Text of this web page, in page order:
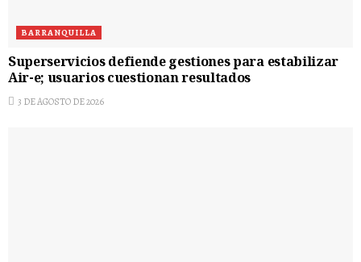
BARRANQUILLA
Superservicios defiende gestiones para estabilizar
Air-e; usuarios cuestionan resultados
3 DE AGOSTO DE 2026